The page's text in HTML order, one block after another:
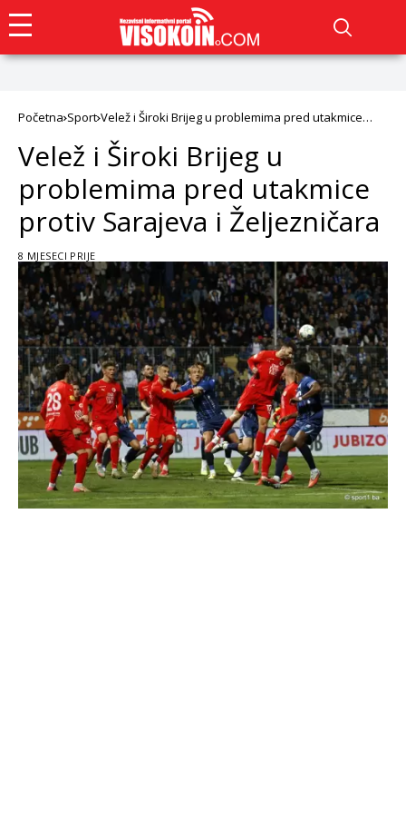
Početna Sport Velež i Široki Brijeg u problemima pred utakmice
Velež i Široki Brijeg u
problemima pred utakmice
protiv Sarajeva i Željezničara
8 MJESECI PRIJE